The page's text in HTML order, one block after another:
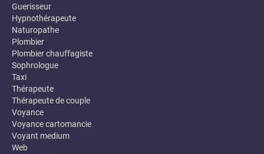
Guerisseur
Hypnothérapeute
Naturopathe
Plombier
Plombier chauffagiste
Sophrologue
Taxi
Thérapeute
Thérapeute de couple
Voyance
Voyance cartomancie
Voyant medium
Web